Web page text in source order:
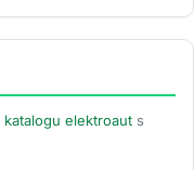
katalogu elektroaut s